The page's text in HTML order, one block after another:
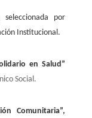
seleccionada por
Institucional.
en Salud”
Social.
Comunitaria”,